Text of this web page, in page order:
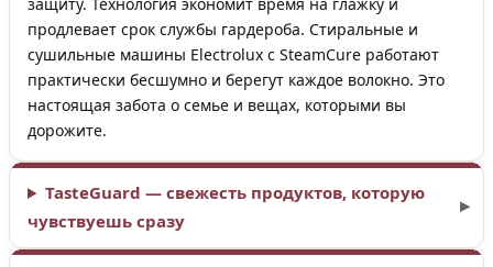
продлевает срок службы гардероба. Стиральные и
сушильные машины Electrolux с SteamCure работают
практически бесшумно и берегут каждое волокно. Это
настоящая забота о семье и вещах, которыми вы
дорожите.
TasteGuard — свежесть продуктов, которую
чувствуешь сразу